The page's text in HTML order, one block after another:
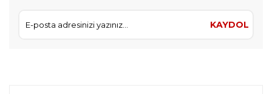
KAYDOL